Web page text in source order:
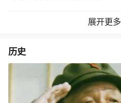
展开更多
历史